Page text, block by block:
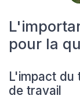
pour la
L'impact du
de travail